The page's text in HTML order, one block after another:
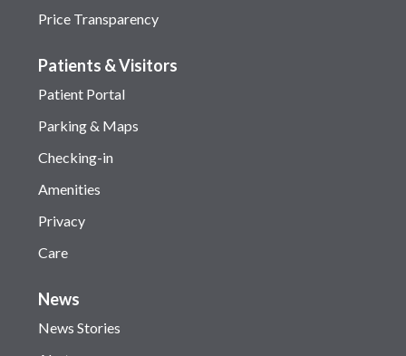
Price Transparency
Patients & Visitors
Patient Portal
Parking & Maps
Checking-in
Amenities
Privacy
Care
News
News Stories